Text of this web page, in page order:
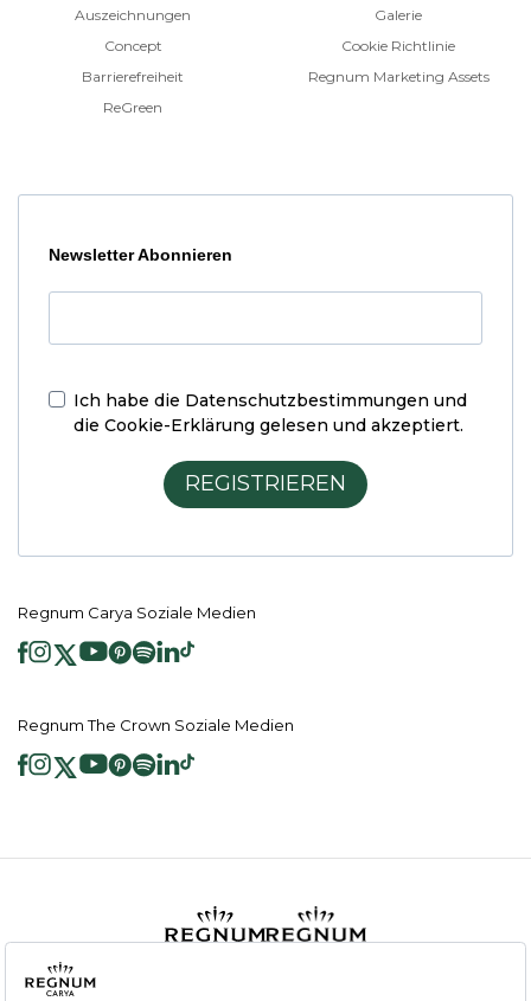
Auszeichnungen
Concept
Barrierefreiheit
ReGreen
Galerie
Cookie Richtlinie
Regnum Marketing Assets
Newsletter Abonnieren
Ich habe die Datenschutzbestimmungen und
die Cookie-Erklärung gelesen und akzeptiert.
REGISTRIEREN
Regnum Carya Soziale Medien
Regnum The Crown Soziale Medien